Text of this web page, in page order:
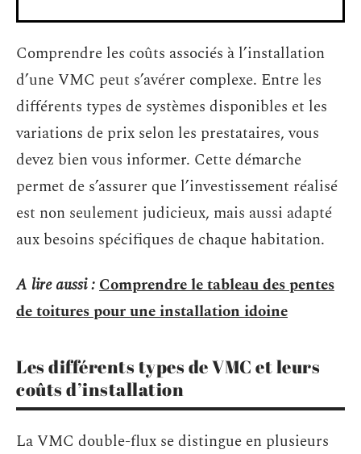
Comprendre les coûts associés à l’installation
d’une VMC peut s’avérer complexe. Entre les
différents types de systèmes disponibles et les
variations de prix selon les prestataires, vous
devez bien vous informer. Cette démarche
permet de s’assurer que l’investissement réalisé
est non seulement judicieux, mais aussi adapté
aux besoins spécifiques de chaque habitation.
A lire aussi :Comprendre le tableau des pentes
de toitures pour une installation idoine
Les différents types de VMC et leurs
coûts d’installation
La VMC double-flux se distingue en plusieurs